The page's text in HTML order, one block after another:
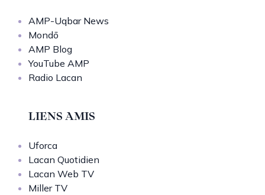
AMP-Uqbar News
Mondō
AMP Blog
YouTube AMP
Radio Lacan
LIENS AMIS
Uforca
Lacan Quotidien
Lacan Web TV
Miller TV